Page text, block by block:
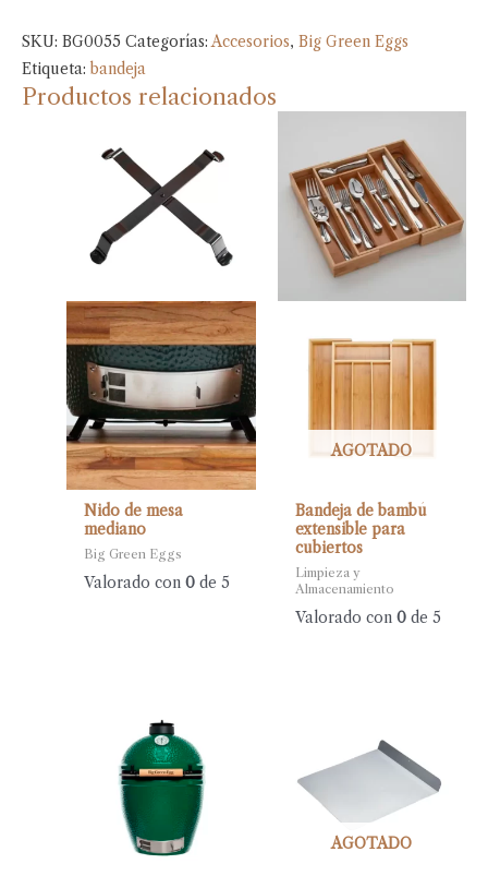
SKU: BG0055 Categorías:Accesorios, Big Green Eggs
Etiqueta: bandeja
Productos relacionados
Nido de mesa
mediano
Big Green Eggs
Valorado con0 de 5
AGOTADO
Bandeja de bambú
extensible para
cubiertos
Limpieza y
Almacenamiento
Valorado con 0de 5
AGOTADO